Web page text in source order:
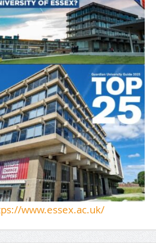
www.essex.ac.uk/